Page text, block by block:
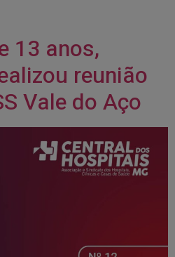
13 anos,
reunião
Vale do Aço